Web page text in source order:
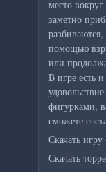
место
заметно
помощью
или
В игре есть
фигурками,
сможете
Скачать
Скачать